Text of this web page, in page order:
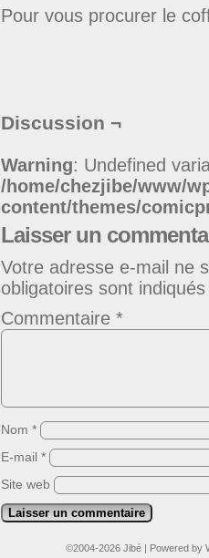
Pour vous procurer le
Discussion ¬
Warning: Undefined
/home/chezjibe/www/
content/themes/
Laisser un
Votre adresse e-mail ne
obligatoires sont
Commentaire *
Nom *
E-mail *
Site web
©2004-2026 Jibé | Powered by